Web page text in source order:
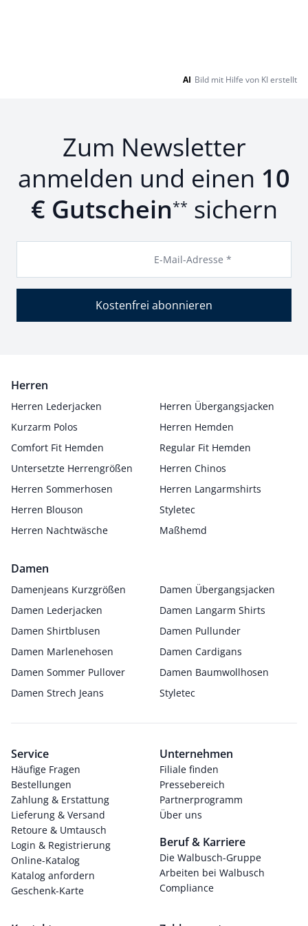
AI Bild mit Hilfe von KI erstellt
Zum Newsletter
anmelden und einen 10
€ Gutschein** sichern
E-Mail-Adresse *
Kostenfrei abonnieren
Herren
Herren Lederjacken
Herren Übergangsjacken
Kurzarm Polos
Herren Hemden
Comfort Fit Hemden
Regular Fit Hemden
Untersetzte Herrengrößen
Herren Chinos
Herren Sommerhosen
Herren Langarmshirts
Herren Blouson
Styletec
Herren Nachtwäsche
Maßhemd
Damen
Damenjeans Kurzgrößen
Damen Übergangsjacken
Damen Lederjacken
Damen Langarm Shirts
Damen Shirtblusen
Damen Pullunder
Damen Marlenehosen
Damen Cardigans
Damen Sommer Pullover
Damen Baumwollhosen
Damen Strech Jeans
Styletec
Service
Häufige Fragen
Bestellungen
Zahlung & Erstattung
Lieferung & Versand
Retoure & Umtausch
Login & Registrierung
Online-Katalog
Katalog anfordern
Geschenk-Karte
Unternehmen
Filiale finden
Pressebereich
Partnerprogramm
Über uns
Beruf & Karriere
Die Walbusch-Gruppe
Arbeiten bei Walbusch
Compliance